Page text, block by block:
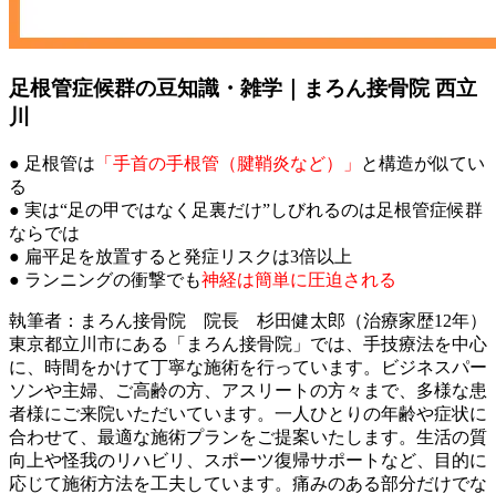
足根管症候群の豆知識・雑学｜まろん接骨院 西立
川
● 足根管は 「手首の手根管（腱鞘炎など）」
と構造が似てい
る
● 実は“足の甲ではなく足裏だけ”しびれるのは足根管症候群
ならでは
● 扁平足を放置すると発症リスクは3倍以上
● ランニングの衝撃でも神経は簡単に圧迫される
執筆者：まろん接骨院 院長 杉田健太郎（治療家歴12年）
東京都立川市にある「まろん接骨院」では、手技療法を中心
に、時間をかけて丁寧な施術を行っています。ビジネスパー
ソンや主婦、ご高齢の方、アスリートの方々まで、多様な患
者様にご来院いただいています。一人ひとりの年齢や症状に
合わせて、最適な施術プランをご提案いたします。生活の質
向上や怪我のリハビリ、スポーツ復帰サポートなど、目的に
応じて施術方法を工夫しています。痛みのある部分だけでな